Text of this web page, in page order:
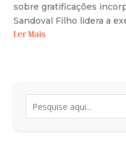
sobre gratificações
Sandoval Filho lidera a
Ler Mais